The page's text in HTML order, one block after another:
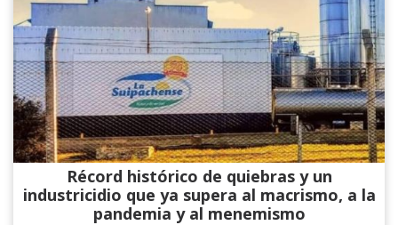
Récord histórico de quiebras y un
industricidio que ya supera al macrismo, a la
pandemia y al menemismo